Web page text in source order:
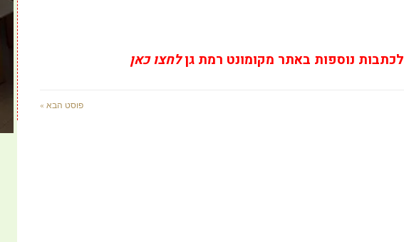
לכתבות נוספות באתר מקומונט רמת גןלחצו כאן
פוסט הבא »